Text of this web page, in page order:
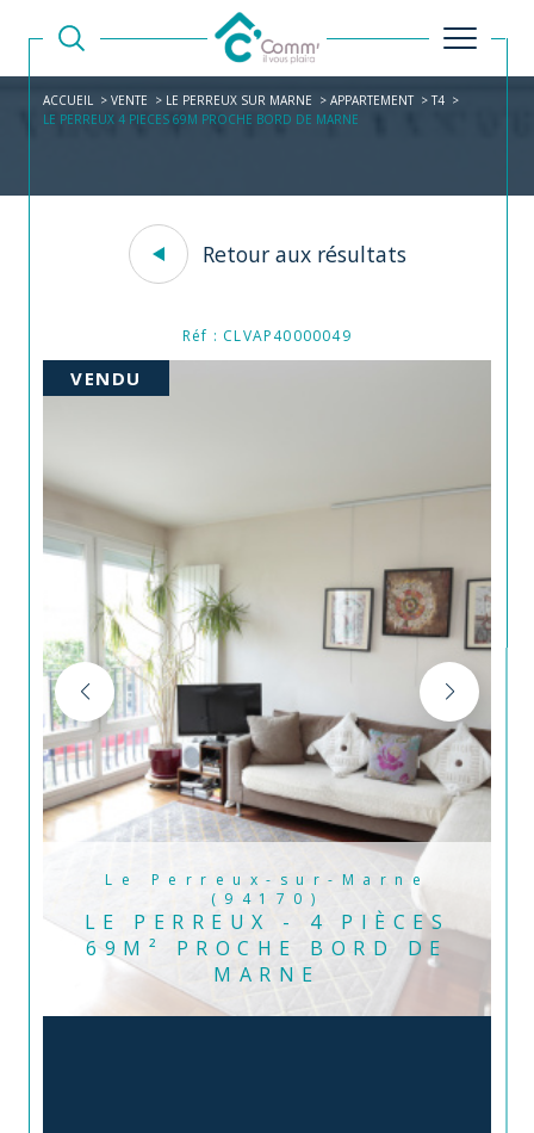
ACCUEIL VENTE LE PERREUX SUR MARNE APPARTEMENT
T4
LE PERREUX 4 PIECES 69M PROCHE BORD DE MARNE
Retour aux résultats
Réf : CLVAP40000049
VENDU
Le Perreux-sur-Marne
(94170)
LE PERREUX - 4 PIÈCES
69M² PROCHE BORD DE
MARNE